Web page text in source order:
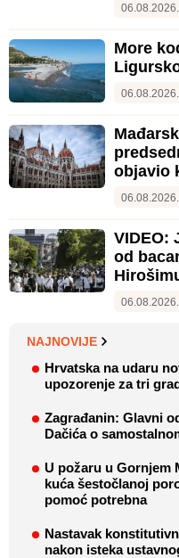
06.08.2026.
More
06.08.2026.
objavio
06.08.2026.
VIDEO:
od
06.08.2026.
NAJNOVIJE
Hrvatska na udaru
upozorenje za tri
Zagrađanin: Glavni
Dačića o
U požaru u Gornjem
kuća šestočlanoj
pomoć potrebna
Nastavak
nakon isteka